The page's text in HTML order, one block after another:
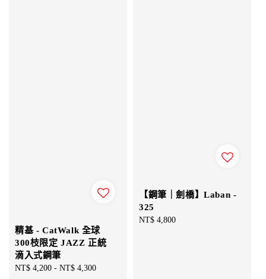
精基 - CatWalk 全球
300枝限定 JAZZ 正統
滴入式鋼筆
Regular
NT$ 4,200 - NT$ 4,300
【鋼筆｜劍橋】Laban -
325
Regular
NT$ 4,800